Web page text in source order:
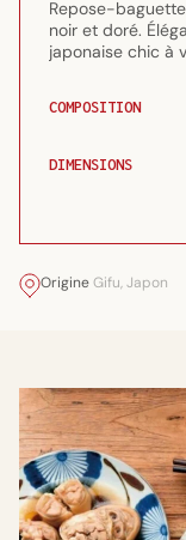
Repose-
noir et doré.
japonaise chic à
COMPOSITION
DIMENSIONS
OrigineGifu, Japon